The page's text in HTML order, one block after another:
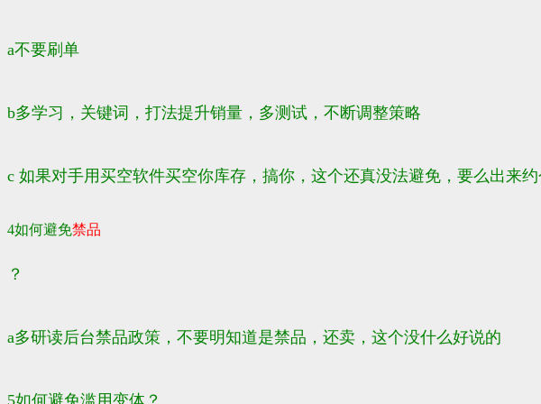
a不要刷单
b多学习，关键词，打法提升销量，多测试，不断调整策略
c 如果对手用买空软件买空你库存，搞你，这个还真没法避免，要么出来
4如何避免禁品
？
a多研读后台禁品政策，不要明知道是禁品，还卖，这个没什么好说的